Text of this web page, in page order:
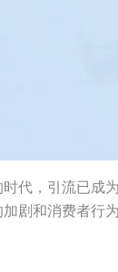
代，引流已成
剧和消费者行